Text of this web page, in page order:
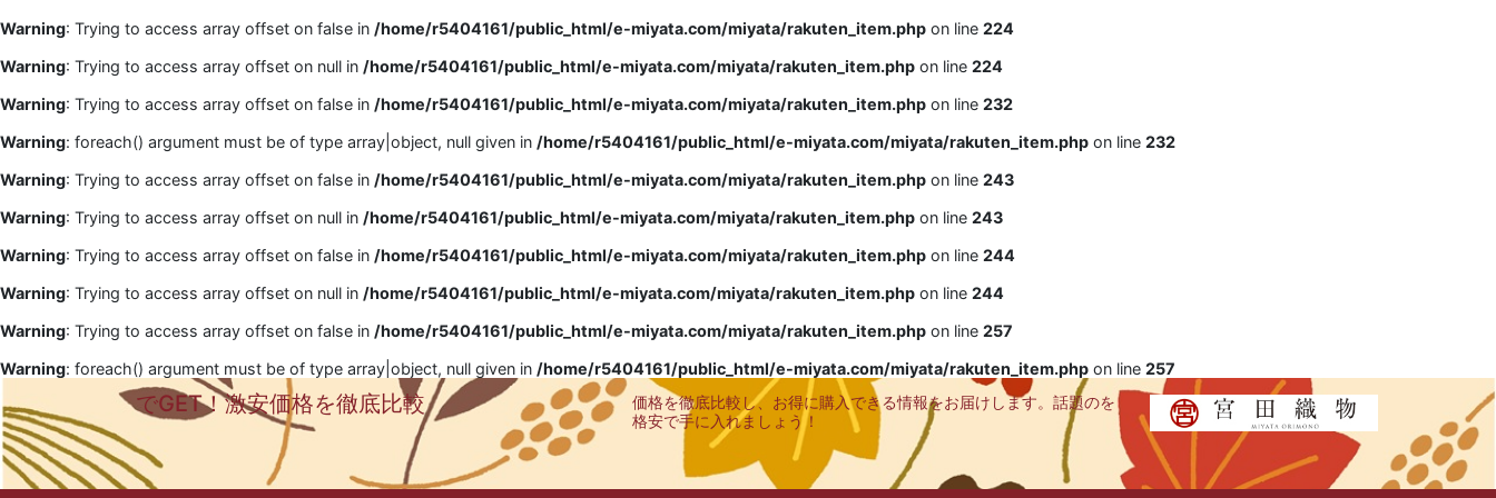
Warning: Trying to access array offset on false in /home/r5404161/public_html/e-miyata.com/miyata/rakuten_item.php on line 224
Warning: Trying to access array offset on null in /home/r5404161/public_html/e-miyata.com/miyata/rakuten_item.php on line 224
Warning: Trying to access array offset on false in /home/r5404161/public_html/e-miyata.com/miyata/rakuten_item.php on line 232
Warning: foreach() argument must be of type array|object, null given in /home/r5404161/public_html/e-miyata.com/miyata/rakuten_item.php on line 232
Warning: Trying to access array offset on false in /home/r5404161/public_html/e-miyata.com/miyata/rakuten_item.php on line 243
Warning: Trying to access array offset on null in /home/r5404161/public_html/e-miyata.com/miyata/rakuten_item.php on line 243
Warning: Trying to access array offset on false in /home/r5404161/public_html/e-miyata.com/miyata/rakuten_item.php on line 244
Warning: Trying to access array offset on null in /home/r5404161/public_html/e-miyata.com/miyata/rakuten_item.php on line 244
Warning: Trying to access array offset on false in /home/r5404161/public_html/e-miyata.com/miyata/rakuten_item.php on line 257
Warning: foreach() argument must be of type array|object, null given in /home/r5404161/public_html/e-miyata.com/miyata/rakuten_item.php on line 257
でGET！激安価格を徹底比較
価格を徹底比較し、お得に購入できる情報をお届けします。話題のを
格安で手に入れましょう！